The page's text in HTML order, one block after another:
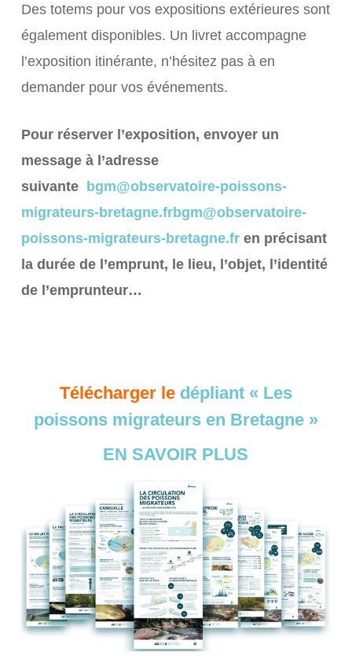
Des totems pour vos expositions extérieures sont
également disponibles. Un livret accompagne
l’exposition itinérante, n’hésitez pas à en
demander pour vos événements.
Pour réserver l’exposition, envoyer un
message à l’adresse
suivante
bgm@observatoire-poissons-
migrateurs-bretagne.frbgm@observatoire-
poissons-migrateurs-bretagne.fren précisant
la durée de l’emprunt, le lieu, l’objet, l’identité
de l’emprunteur…
Télécharger le dépliant « Les
poissons migrateurs en Bretagne »
EN SAVOIR PLUS